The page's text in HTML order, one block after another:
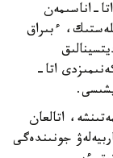
اناسىمەن
ءبىراق
اتا-
اتالعان
جونىندەگى